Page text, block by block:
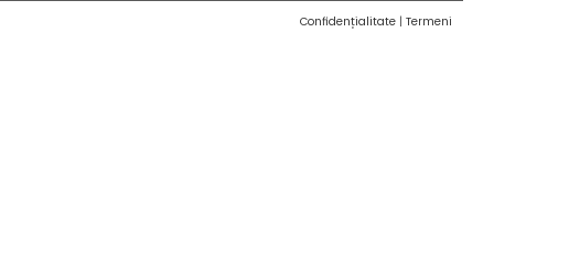
Confidențialitate | Termeni